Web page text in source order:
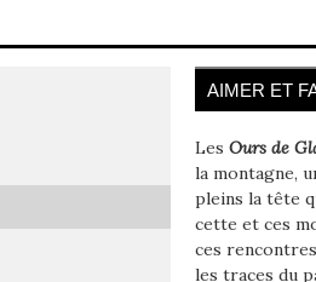
AIMER ET
LesOurs de
la montagne,
pleins la tête
cette et ces
ces
les traces du